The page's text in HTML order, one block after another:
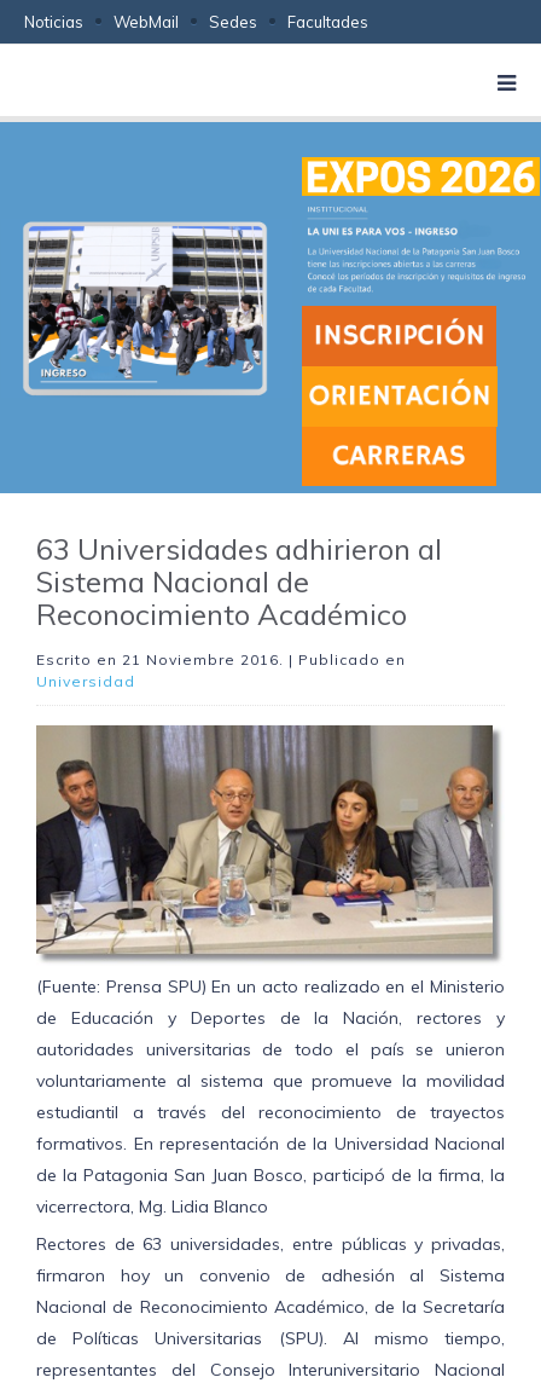
Noticias WebMail Sedes Facultades
63 Universidades adhirieron al
Sistema Nacional de
Reconocimiento Académico
Escrito en 21 Noviembre 2016. | Publicado en
Universidad
(Fuente: Prensa SPU) En un acto realizado en el Ministerio
de Educación y Deportes de la Nación, rectores y
autoridades universitarias de todo el país se unieron
voluntariamente al sistema que promueve la movilidad
estudiantil a través del reconocimiento de trayectos
formativos. En representación de la Universidad Nacional
de la Patagonia San Juan Bosco, participó de la firma, la
vicerrectora, Mg. Lidia Blanco
Rectores de 63 universidades, entre públicas y privadas,
firmaron hoy un convenio de adhesión al Sistema
Nacional de Reconocimiento Académico, de la Secretaría
de Políticas Universitarias (SPU). Al mismo tiempo,
representantes del Consejo Interuniversitario Nacional